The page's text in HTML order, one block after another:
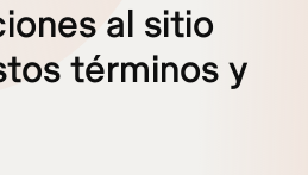
al sitio
términos y